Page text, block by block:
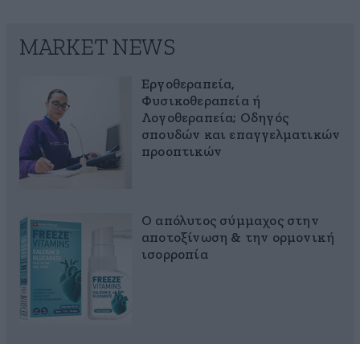
MARKET NEWS
Εργοθεραπεία,
Φυσικοθεραπεία ή
Λογοθεραπεία; Οδηγός
σπουδών και επαγγελματικών
προοπτικών
Ο απόλυτος σύμμαχος στην
αποτοξίνωση & την ορμονική
ισορροπία